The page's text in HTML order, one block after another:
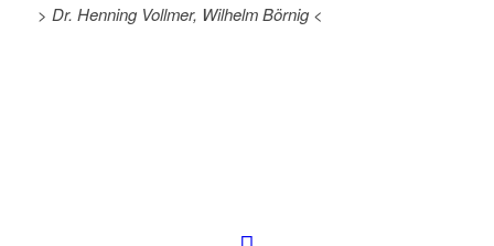
> Dr. Henning Vollmer, Wilhelm Börnig <